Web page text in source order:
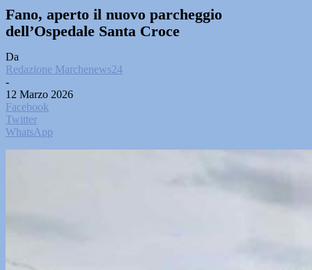
Fano, aperto il nuovo parcheggio
dell’Ospedale Santa Croce
Da
Redazione Marchenews24
-
12 Marzo 2026
Facebook
Twitter
WhatsApp